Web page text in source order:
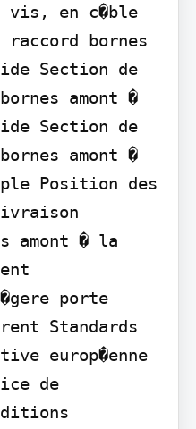
vis, en c�ble
raccord bornes
Section de
amont �
Section de
amont �
Position des
amont � la
porte
Standards
europ�enne
de